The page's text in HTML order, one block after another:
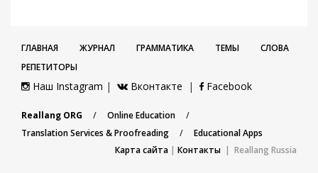
ГЛАВНАЯ ЖУРНАЛ ГРАММАТИКА ТЕМЫ
СЛОВА
РЕПЕТИТОРЫ
Наш Instagram | Вконтакте | Facebook
Reallang ORG / Online Education
/
Translation Services & Proofreading
/
Educational Apps
Карта сайта | Контакты | Reallang Russia